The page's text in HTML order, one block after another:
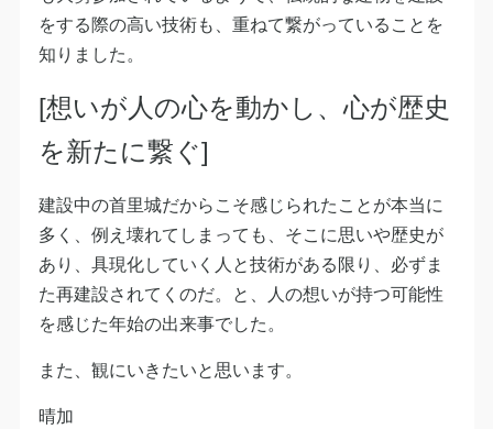
をする際の高い技術も、重ねて繋がっていることを
知りました。
[想いが人の心を動かし、心が歴史
を新たに繋ぐ]
建設中の首里城だからこそ感じられたことが本当に
多く、例え壊れてしまっても、そこに思いや歴史が
あり、具現化していく人と技術がある限り、必ずま
た再建設されてくのだ。と、人の想いが持つ可能性
を感じた年始の出来事でした。
また、観にいきたいと思います。
晴加